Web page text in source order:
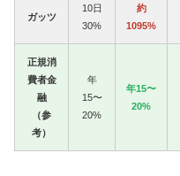
ガッツ
10日
30%
約
1095%
正規消
費者金
融
（参
考）
年
15〜
20%
年15〜
20%